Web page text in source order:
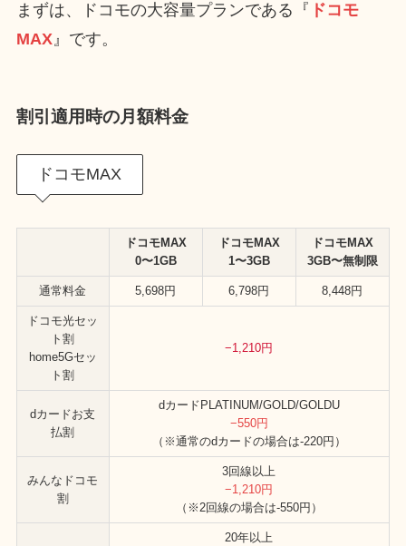
まずは、ドコモの大容量プランである『 ドコモ
MAX』です。
割引適用時の月額料金
ドコモMAX
ドコモMAX
0〜1GB
ドコモMAX
1〜3GB
ドコモMAX
3GB〜無制限
通常料金 5,698円 6,798円 8,448円
ドコモ光セッ
ト割
home5Gセッ
ト割
−1,210円
dカードお支
払割
dカードPLATINUM/GOLD/GOLDU
−550円
（※通常のdカードの場合は-220円）
みんなドコモ
割
3回線以上
−1,210円
（※2回線の場合は-550円）
20年以上